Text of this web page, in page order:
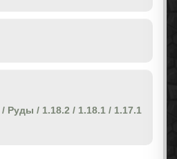
/ Руды / 1.18.2 / 1.18.1 / 1.17.1